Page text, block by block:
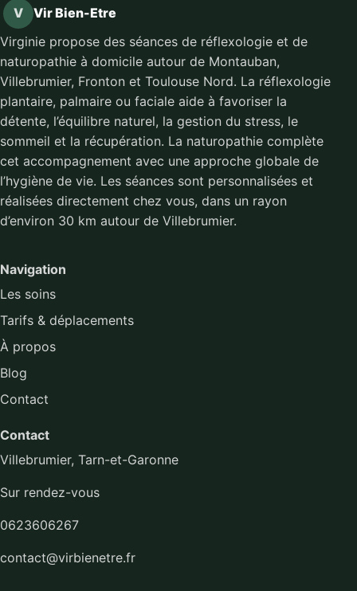
V
Vir Bien-Etre
Virginie propose des séances de réflexologie et de
naturopathie à domicile autour de Montauban,
Villebrumier, Fronton et Toulouse Nord. La réflexologie
plantaire, palmaire ou faciale aide à favoriser la
détente, l’équilibre naturel, la gestion du stress, le
sommeil et la récupération. La naturopathie complète
cet accompagnement avec une approche globale de
l’hygiène de vie. Les séances sont personnalisées et
réalisées directement chez vous, dans un rayon
d’environ 30 km autour de Villebrumier.
Navigation
Les soins
Tarifs & déplacements
À propos
Blog
Contact
Contact
Villebrumier, Tarn-et-Garonne
Sur rendez-vous
0623606267
contact@virbienetre.fr